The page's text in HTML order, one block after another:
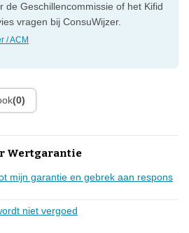
de Geschillencommissie of het Kifid
vragen bij ConsuWijzer.
/ ACM
(0)
Wertgarantie
mijn garantie en gebrek aan respons
niet vergoed